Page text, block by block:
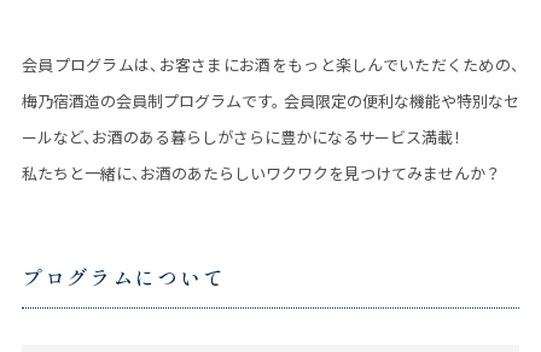
会員プログラムは、お客さまにお酒をもっと楽しんでいただくための、
梅乃宿酒造の会員制プログラムです。 会員限定の便利な機能や特別なセ
ールなど、お酒のある暮らしがさらに豊かになるサービス満載！
私たちと一緒に、お酒のあたらしいワクワクを見つけてみませんか？
プログラムについて